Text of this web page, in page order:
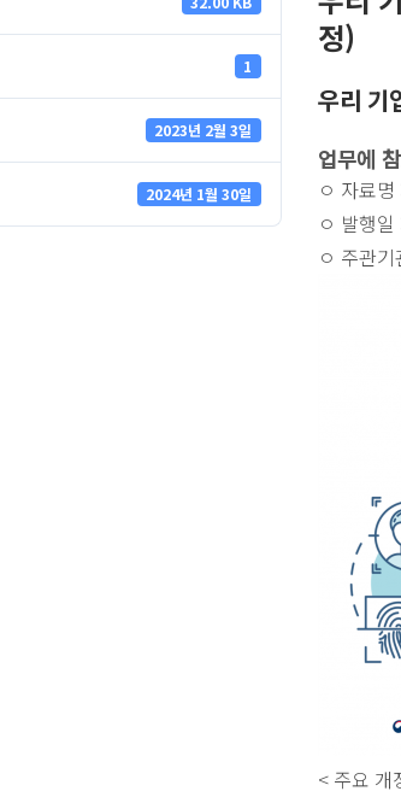
1
2023년 2월 3일
2024년 1월 30일
정)
우리 기
업무에
ㅇ 자료
ㅇ 발행
ㅇ 주관
< 주요 개